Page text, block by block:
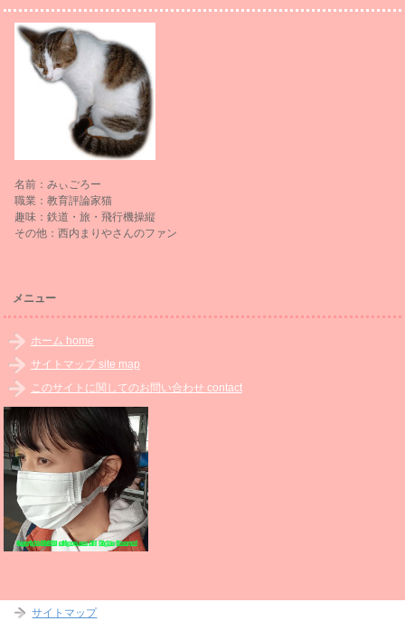
名前：みぃごろー
職業：教育評論家猫
趣味：鉄道・旅・飛行機操縦
その他：西内まりやさんのファン
メニュー
ホーム home
サイトマップ site map
このサイトに関してのお問い合わせ contact
サイトマップ